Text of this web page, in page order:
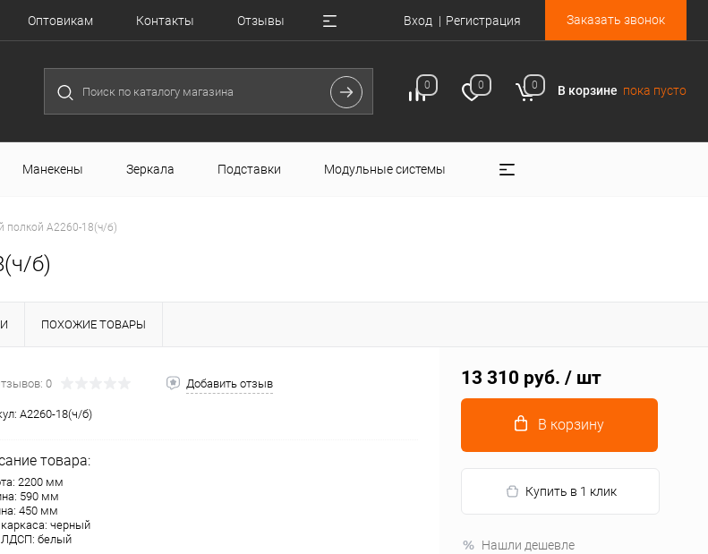
Оптовикам Контакты Отзывы Вход Регистрация Заказать звонок
0 0 0 В корзине пока пусто
Манекены Зеркала Подставки Модульные системы
полкой A2260-18(ч/б)
б)
ПОХОЖИЕ ТОВАРЫ
0 Добавить отзыв
A2260-18(ч/б)
товара:
2200 мм
590 мм
450 мм
черный
ЛДСП: белый
13 310 руб. / шт
В корзину
Купить в 1 клик
Нашли дешевле